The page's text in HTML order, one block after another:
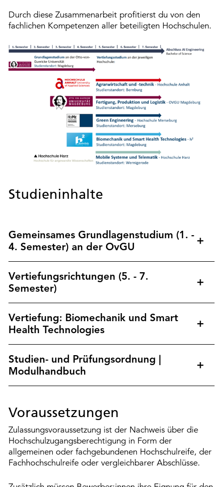
Durch diese Zusammenarbeit profitierst du von den
fachlichen Kompetenzen aller beteiligten Hochschulen.
Studieninhalte
Gemeinsames Grundlagenstudium (1. -
4. Semester) an der OvGU
Vertiefungsrichtungen (5. - 7.
Semester)
Vertiefung: Biomechanik und Smart
Health Technologies
Studien- und Prüfungsordnung |
Modulhandbuch
Voraussetzungen
Zulassungsvoraussetzung ist der Nachweis über die
Hochschulzugangsberechtigung in Form der
allgemeinen oder fachgebundenen Hochschulreife, der
Fachhochschulreife oder vergleichbarer Abschlüsse.